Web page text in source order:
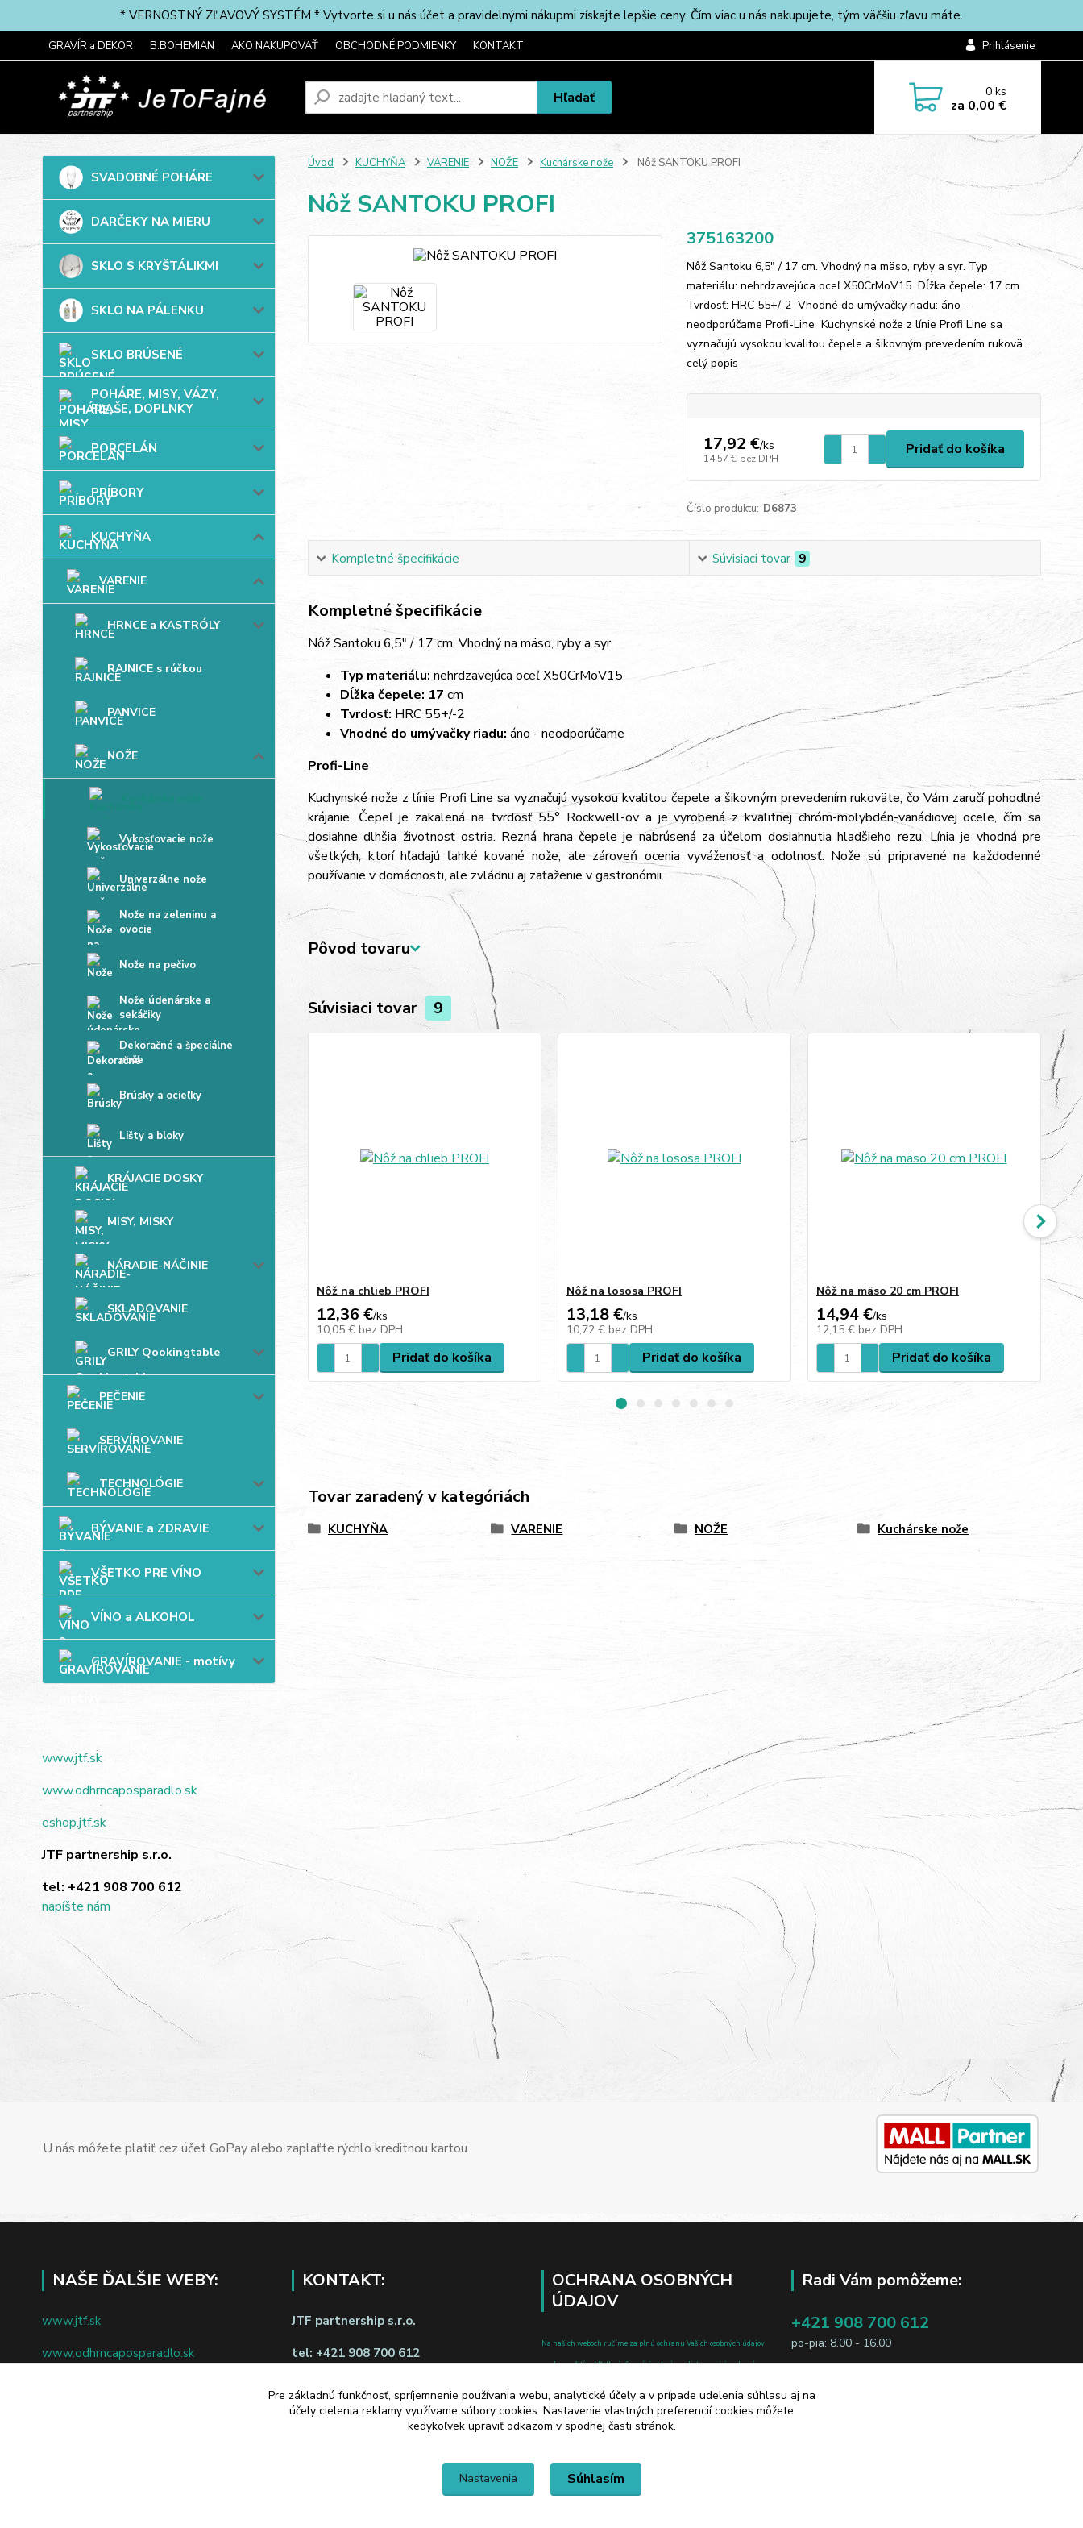
* VERNOSTNÝ ZĽAVOVÝ SYSTÉM * Vytvorte si u nás účet a pravidelnými nákupmi získajte lepšie ceny. Čím viac u nás nakupujete, tým väčšiu zľavu máte.
GRAVÍR a DEKOR B.BOHEMIAN AKO NAKUPOVAŤ OBCHODNÉ PODMIENKY KONTAKT Prihlásenie
Hľadať 0ks
za 0,00 €
SVADOBNÉ POHÁRE
DARČEKY NA MIERU
SKLO S KRYŠTÁLIKMI
SKLO NA PÁLENKU
SKLO BRÚSENÉ
POHÁRE, MISY, VÁZY,
FĽAŠE, DOPLNKY
PORCELÁN
PRÍBORY
KUCHYŇA
VARENIE
HRNCE a KASTRÓLY
RAJNICE s rúčkou
PANVICE
NOŽE
Vykosťovacie nože
Univerzálne nože
Nože na zeleninu a
ovocie
Nože na pečivo
Nože údenárske a
sekáčiky
Dekoračné a špeciálne
nože
Brúsky a ocieľky
Lišty a bloky
KRÁJACIE DOSKY
MISY, MISKY
NÁRADIE-NÁČINIE
SKLADOVANIE
GRILY Qookingtable
PEČENIE
SERVÍROVANIE
TECHNOLÓGIE
BÝVANIE a ZDRAVIE
VŠETKO PRE VÍNO
VÍNO a ALKOHOL
GRAVÍROVANIE - motívy
www.jtf.sk
www.odhrncaposparadlo.sk
eshop.jtf.sk
JTF partnership s.r.o.
tel: +421 908 700 612
napíšte nám
Úvod KUCHYŇA VARENIE NOŽE Kuchárske nože Nôž SANTOKU PROFI
Nôž SANTOKU PROFI
375163200
Nôž Santoku 6,5" / 17 cm. Vhodný na mäso, ryby a syr. Typ
materiálu: nehrdzavejúca oceľ X50CrMoV15 Dĺžka čepele: 17 cm
Tvrdosť: HRC 55+/-2 Vhodné do umývačky riadu: áno -
neodporúčame Profi-Line Kuchynské nože z línie Profi Line sa
vyznačujú vysokou kvalitou čepele a šikovným prevedením rukovä...
celý popis
17,92 €/ks
14,57 € bez DPH
Pridať do košíka
Číslo produktu: D6873
Kompletné špecifikácie Súvisiaci tovar 9
Kompletné špecifikácie
Nôž Santoku 6,5" / 17 cm. Vhodný na mäso, ryby a syr.
Typ materiálu: nehrdzavejúca oceľ X50CrMoV15
Dĺžka čepele: 17 cm
Tvrdosť: HRC 55+/-2
Vhodné do umývačky riadu: áno - neodporúčame
Profi-Line
Kuchynské nože z línie Profi Line sa vyznačujú vysokou kvalitou čepele a šikovným prevedením rukoväte, čo Vám zaručí pohodlné
krájanie. Čepeľ je zakalená na tvrdosť 55° Rockwell-ov a je vyrobená z kvalitnej chróm-molybdén-vanádiovej ocele, čím sa
dosiahne dlhšia životnosť ostria. Rezná hrana čepele je nabrúsená za účelom dosiahnutia hladšieho rezu. Línia je vhodná pre
všetkých, ktorí hľadajú ľahké kované nože, ale zároveň ocenia vyváženosť a odolnosť. Nože sú pripravené na každodenné
používanie v domácnosti, ale zvládnu aj zaťaženie v gastronómii.
Pôvod tovaru
Súvisiaci tovar 9
Nôž na chlieb PROFI
12,36 €/ks
10,05 € bez DPH
Pridať do košíka
Nôž na lososa PROFI
13,18 €/ks
10,72 € bez DPH
Pridať do košíka
Nôž na mäso 20 cm PROFI
14,94 €/ks
12,15 € bez DPH
Pridať do košíka
Tovar zaradený v kategóriách
KUCHYŇA VARENIE NOŽE Kuchárske nože
U nás môžete platiť cez účet GoPay alebo zaplaťte rýchlo kreditnou kartou.
NAŠE ĎALŠIE WEBY:
www.jtf.sk
www.odhrncaposparadlo.sk
KONTAKT:
JTF partnership s.r.o.
tel: +421 908 700 612
napíšte nám
Odstúpiť od zmluvy tu
OCHRANA OSOBNÝCH
ÚDAJOV
Na našich weboch ručíme za plnú ochranu Vašich osobných údajov
pred zneužitím. Všetky informácie, ktoré uvediete o svojej osobe, sú
a o zmene a doplnení niektorých zákonov.
Radi Vám pomôžeme:
+421 908 700 612
po-pia: 8.00 - 16.00
Pre základnú funkčnosť, spríjemnenie používania webu, analytické účely a v prípade udelenia súhlasu aj na
účely cielenia reklamy využívame súbory cookies. Nastavenie vlastných preferencií cookies môžete
kedykoľvek upraviť odkazom v spodnej časti stránok.
Nastavenia Súhlasím